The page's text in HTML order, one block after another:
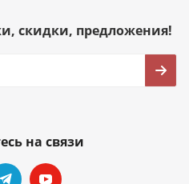
скидки, предложения!
на связи